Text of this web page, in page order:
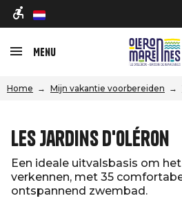
nl
Menu
Home Mijn vakantie voorbereiden
Les Jardins d'Oléron
Een ideale uitvalsbasis om
verkennen, met 35
ontspannend zwembad.